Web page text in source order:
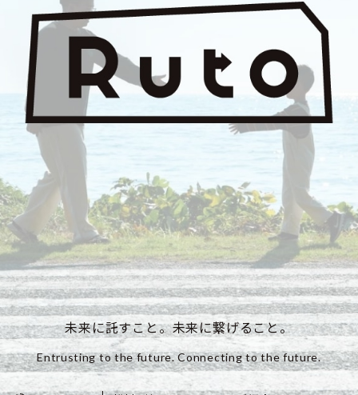
未来に託すこと。未来に繋げること。
Entrusting to the future. Connecting to the future.